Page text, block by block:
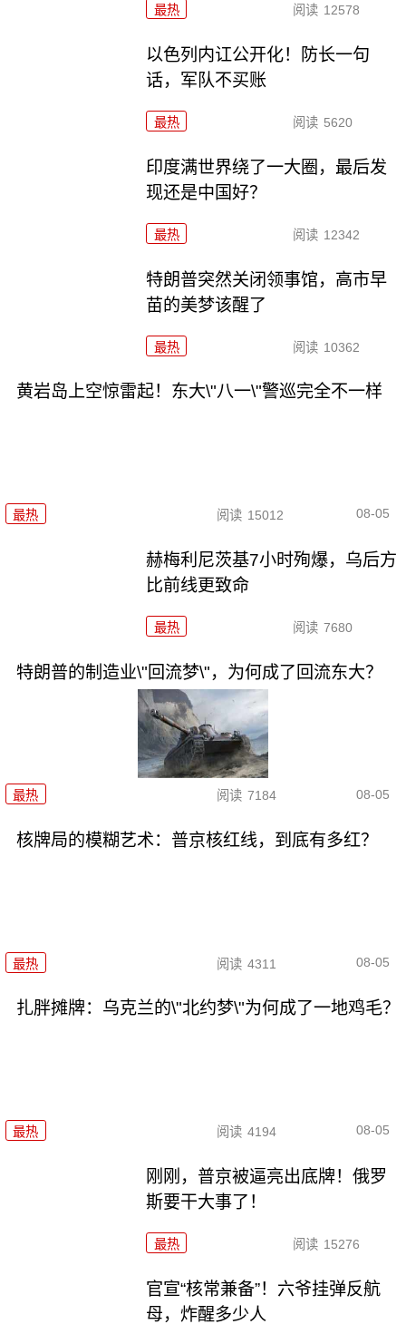
最热 阅读 12578
以色列内讧公开化！防长一句
话，军队不买账
最热 阅读 5620
印度满世界绕了一大圈，最后发
现还是中国好？
最热 阅读 12342
特朗普突然关闭领事馆，高市早
苗的美梦该醒了
最热 阅读 10362
黄岩岛上空惊雷起！东大\"八一\"警巡完全不一样
最热 阅读 15012 08-05
赫梅利尼茨基7小时殉爆，乌后方
比前线更致命
最热 阅读 7680
特朗普的制造业\"回流梦\"，为何成了回流东大？
最热 阅读 7184 08-05
核牌局的模糊艺术：普京核红线，到底有多红？
最热 阅读 4311 08-05
扎胖摊牌：乌克兰的\"北约梦\"为何成了一地鸡毛？
最热 阅读 4194 08-05
刚刚，普京被逼亮出底牌！俄罗
斯要干大事了！
最热 阅读 15276
官宣“核常兼备”！六爷挂弹反航
母，炸醒多少人